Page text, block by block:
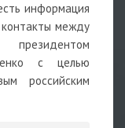
информация
между
с целью
российским